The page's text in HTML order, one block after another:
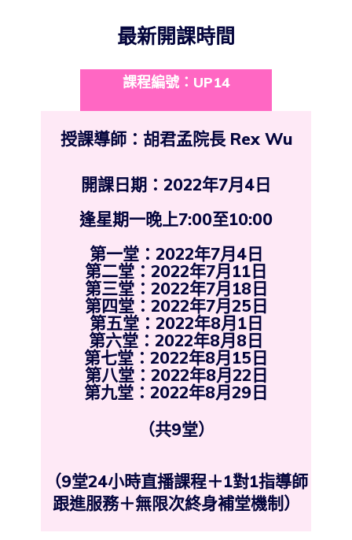
最新開課時間
課程編號：UP14
授課導師：胡君孟院長 Rex Wu
開課日期：2022年7月4日
逢星期一晚上7:00至10:00
第一堂：2022年7月4日
第二堂：2022年7月11日
第三堂：2022年7月18日
第四堂：2022年7月25日
第五堂：2022年8月1日
第六堂：2022年8月8日
第七堂：2022年8月15日
第八堂：2022年8月22日
第九堂：2022年8月29日
（共9堂）
（9堂24小時直播課程＋1對1指導師
跟進服務＋無限次終身補堂機制）